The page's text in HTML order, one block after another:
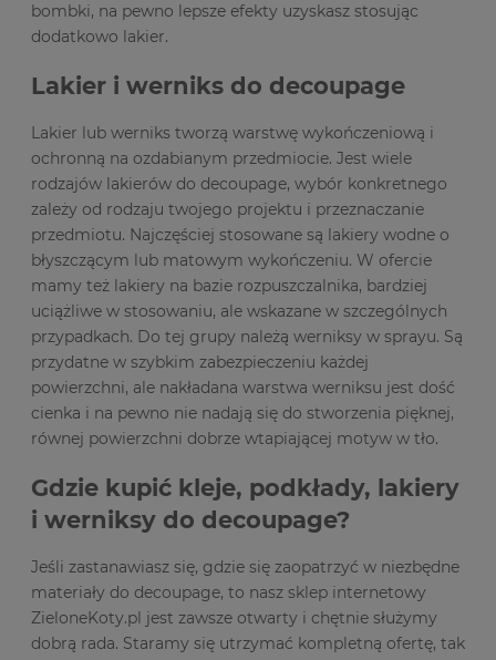
bombki, na pewno lepsze efekty uzyskasz stosując
dodatkowo lakier.
Lakier i werniks do decoupage
Lakier lub werniks tworzą warstwę wykończeniową i
ochronną na ozdabianym przedmiocie. Jest wiele
rodzajów lakierów do decoupage, wybór konkretnego
zależy od rodzaju twojego projektu i przeznaczanie
przedmiotu. Najczęściej stosowane są lakiery wodne o
błyszczącym lub matowym wykończeniu. W ofercie
mamy też lakiery na bazie rozpuszczalnika, bardziej
uciążliwe w stosowaniu, ale wskazane w szczególnych
przypadkach. Do tej grupy należą werniksy w sprayu. Są
przydatne w szybkim zabezpieczeniu każdej
powierzchni, ale nakładana warstwa werniksu jest dość
cienka i na pewno nie nadają się do stworzenia pięknej,
równej powierzchni dobrze wtapiającej motyw w tło.
Gdzie kupić kleje, podkłady, lakiery
i werniksy do decoupage?
Jeśli zastanawiasz się, gdzie się zaopatrzyć w niezbędne
materiały do decoupage, to nasz sklep internetowy
ZieloneKoty.pl jest zawsze otwarty i chętnie służymy
dobrą rada. Staramy się utrzymać kompletną ofertę, tak